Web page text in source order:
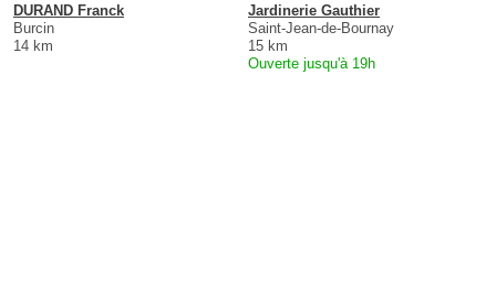
DURAND Franck
Burcin
14 km
Jardinerie Gauthier
Saint-Jean-de-Bournay
15 km
Ouverte jusqu'à 19h